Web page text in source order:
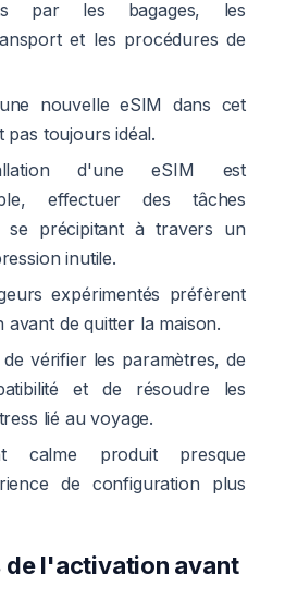
par les bagages, les
et les procédures de
nouvelle eSIM dans cet
toujours idéal.
d'une eSIM est
effectuer des tâches
se précipitant à travers un
inutile.
expérimentés préfèrent
de quitter la maison.
vérifier les paramètres, de
et de résoudre les
lié au voyage.
calme produit presque
de configuration plus
de l'activation avant